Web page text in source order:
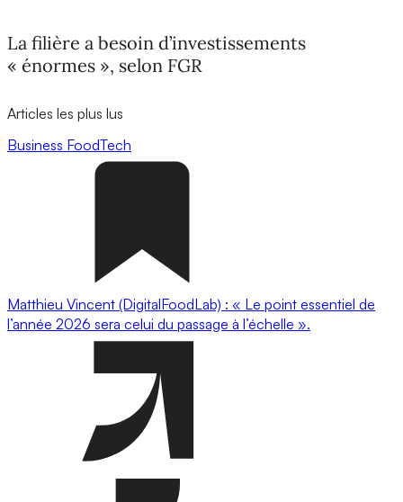
La filière a besoin d’investissements
« énormes », selon FGR
Articles les plus lus
Business FoodTech
Matthieu Vincent (DigitalFoodLab) : « Le point essentiel de
l’année 2026 sera celui du passage à l’échelle ».